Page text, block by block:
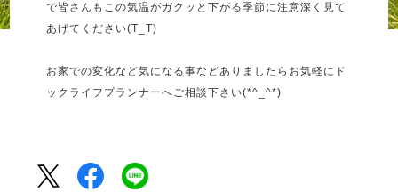
で皆さんもこの気温がガクッと下がる季節に注意深く見て
あげてください(T_T)
お家での変化など気になる事などありましたらお気軽にド
ックライフプランナーへご相談下さい(*^_^*)